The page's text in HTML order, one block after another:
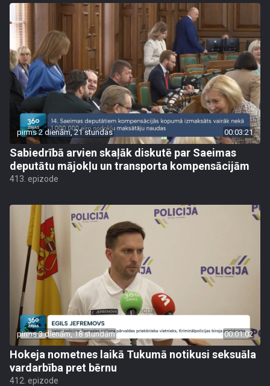
pirms 2 dienām, 21 stundas 00:03:21
Sabiedrībā arvien skaļāk diskutē par Saeimas
deputātu mājokļu un transporta kompensācijām
413. epizode
pirms 3 dienām, 18 stundām 00:01:02
Hokeja nometnes laikā Tukumā notikusi seksuāla
vardarbība pret bērnu
412. epizode